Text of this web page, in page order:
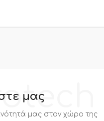
μας
μας στον χώρο της